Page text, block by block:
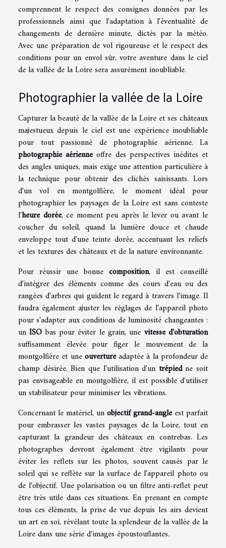
comprennent le respect des consignes données par les
professionnels ainsi que l'adaptation à l'éventualité de
changements de dernière minute, dictés par la météo.
Avec une préparation de vol rigoureuse et le respect des
conditions pour un envol sûr, votre aventure dans le ciel
de la vallée de la Loire sera assurément inoubliable.
Photographier la vallée de la Loire
Capturer la beauté de la vallée de la Loire et ses châteaux
majestueux depuis le ciel est une expérience inoubliable
pour tout passionné de photographie aérienne. La
photographie aérienneoffre des perspectives inédites et
des angles uniques, mais exige une attention particulière à
la technique pour obtenir des clichés saisissants. Lors
d'un vol en montgolfière, le moment idéal pour
photographier les paysages de la Loire est sans conteste
l'heure dorée, ce moment peu après le lever ou avant le
coucher du soleil, quand la lumière douce et chaude
enveloppe tout d'une teinte dorée, accentuant les reliefs
et les textures des châteaux et de la nature environnante.
Pour réussir une bonne composition, il est conseillé
d'intégrer des éléments comme des cours d'eau ou des
rangées d'arbres qui guident le regard à travers l'image. Il
faudra également ajuster les réglages de l'appareil photo
pour s'adapter aux conditions de luminosité changeantes :
unISO bas pour éviter le grain, une vitesse d'obturation
suffisamment élevée pour figer le mouvement de la
montgolfière et uneouvertureadaptée à la profondeur de
champ désirée. Bien que l'utilisation d'un trépiedne soit
pas envisageable en montgolfière, il est possible d'utiliser
un stabilisateur pour minimiser les vibrations.
Concernant le matériel, unobjectif grand-angleest parfait
pour embrasser les vastes paysages de la Loire, tout en
capturant la grandeur des châteaux en contrebas. Les
photographes devront également être vigilants pour
éviter les reflets sur les photos, souvent causés par le
soleil qui se reflète sur la surface de l'appareil photo ou
de l'objectif. Une polarisation ou un filtre anti-reflet peut
être très utile dans ces situations. En prenant en compte
tous ces éléments, la prise de vue depuis les airs devient
un art en soi, révélant toute la splendeur de la vallée de la
Loire dans une série d'images époustouflantes.